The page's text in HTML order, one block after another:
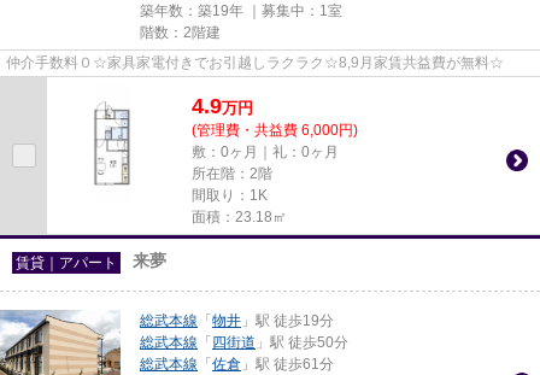
築年数：築19年 ｜募集中： 1室
階数：2階建
仲介手数料０☆家具家電付きでお引越しラクラク☆8,9月家賃共益費が無料☆
4.9万円
(管理費・共益費 6,000円)
敷：0ヶ月｜礼：0ヶ月
所在階：2階
間取り：1K
面積：23.18㎡
賃貸｜アパート 来夢
総武本線 「 物井 」駅 徒歩19分
総武本線 「 四街道 」駅 徒歩50分
総武本線 「 佐倉 」駅 徒歩61分